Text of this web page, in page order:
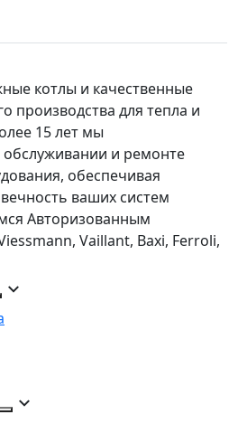
котлы и качественные
производства для тепла и
15 лет мы
и ремонте
обеспечивая
ваших систем
Авторизованным
Vaillant, Baxi, Ferroli,